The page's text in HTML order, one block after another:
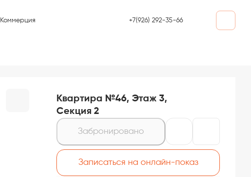
Коммерция +7(926) 292-35-66
Квартира №46, Этаж 3,
Секция 2
Забронировано
Записаться на онлайн-показ